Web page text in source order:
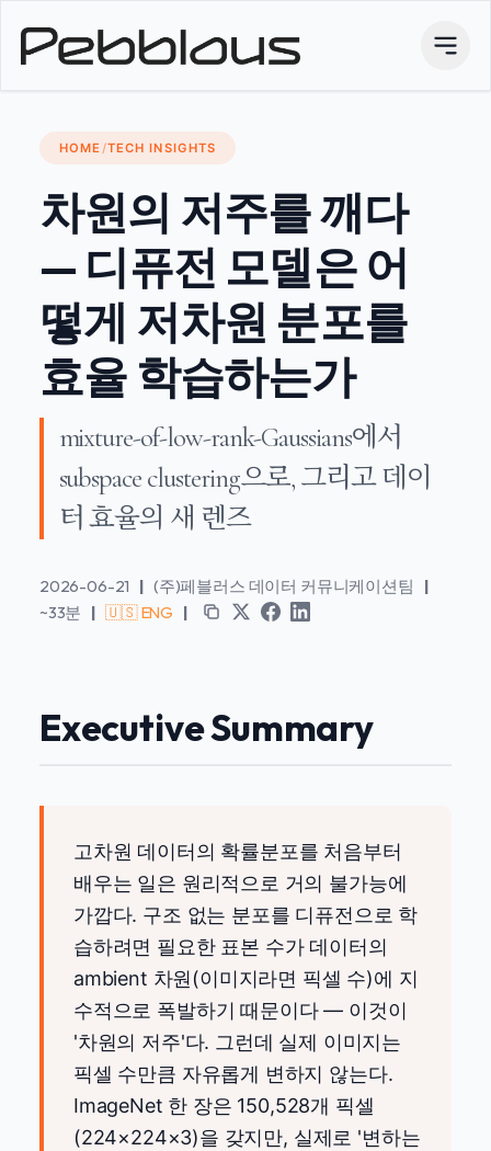
HOME/TECH INSIGHTS
차원의 저주를 깨다
— 디퓨전 모델은 어
떻게 저차원 분포를
효율 학습하는가
mixture-of-low-rank-Gaussians에서
subspace clustering으로, 그리고 데이
터 효율의 새 렌즈
2026-06-21 | (주)페블러스 데이터 커뮤니케이션팀
|
~33분 | 🇺🇸 ENG |
Executive Summary
고차원 데이터의 확률분포를 처음부터
배우는 일은 원리적으로 거의 불가능에
가깝다. 구조 없는 분포를 디퓨전으로 학
습하려면 필요한 표본 수가 데이터의
ambient 차원(이미지라면 픽셀 수)에 지
수적으로 폭발하기 때문이다 — 이것이
'차원의 저주'다. 그런데 실제 이미지는
픽셀 수만큼 자유롭게 변하지 않는다.
ImageNet 한 장은 150,528개 픽셀
(224×224×3)을 갖지만, 실제로 '변하는